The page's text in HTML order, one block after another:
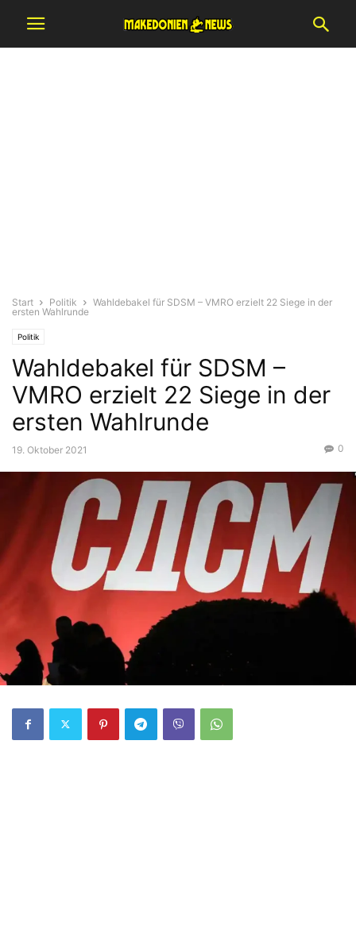
Start Politik
Wahldebakel für SDSM – VMRO erzielt 22 Siege in der
ersten Wahlrunde
Politik
Wahldebakel für SDSM –
VMRO erzielt 22 Siege in der
ersten Wahlrunde
19. Oktober 2021 0